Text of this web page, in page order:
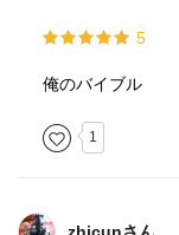
5
俺のバイブル
1